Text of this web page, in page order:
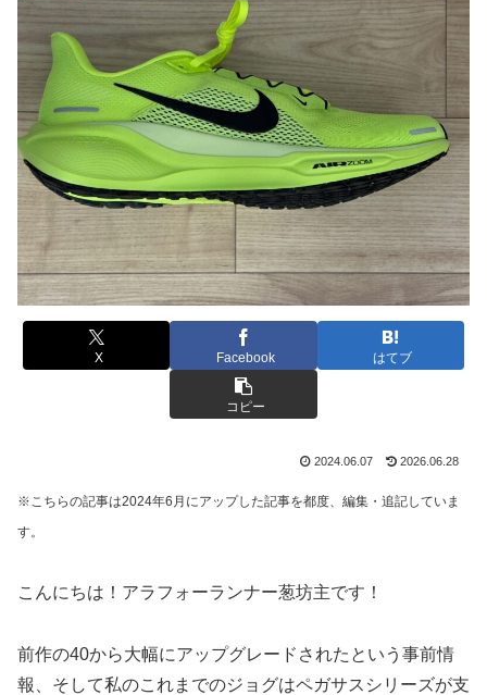
X Facebook はてブ
コピー
2024.06.07 2026.06.28
※こちらの記事は2024年6月にアップした記事を都度、編集・追記していま
す。
こんにちは！アラフォーランナー葱坊主です！
前作の40から大幅にアップグレードされたという事前情
報、そして私のこれまでのジョグはペガサスシリーズが支